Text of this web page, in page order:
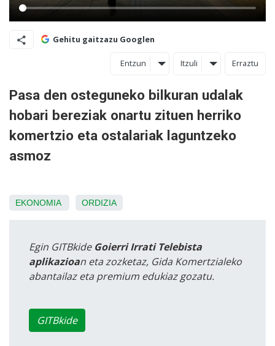
Gehitu gaitzazu Googlen
Entzun Itzuli Erraztu
Pasa den osteguneko bilkuran udalak
hobari bereziak onartu zituen herriko
komertzio eta ostalariak laguntzeko
asmoz
EKONOMIA ORDIZIA
Egin GITBkide Goierri Irrati Telebista
aplikazioan eta zozketaz, Gida Komertzialeko
abantailaz eta premium edukiaz gozatu.
GITBkide